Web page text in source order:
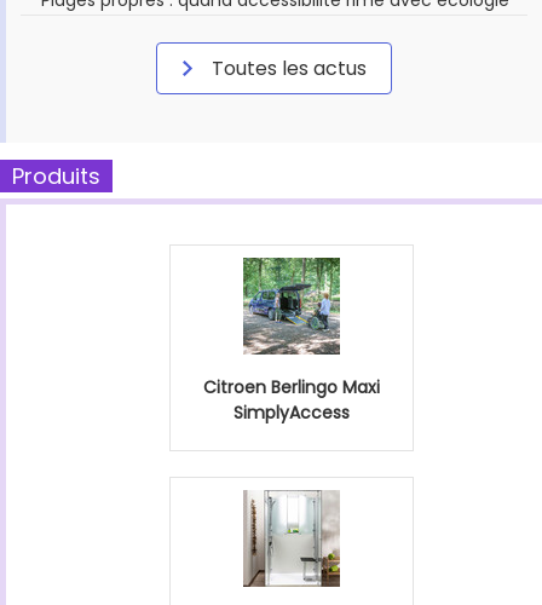
Toutes les actus
Produits
Citroen Berlingo Maxi
SimplyAccess